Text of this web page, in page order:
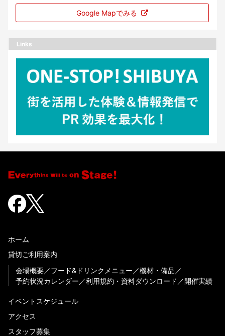
Google Mapでみる
Links
ホーム
貸切ご利用案内
会場概要
フード&ドリンクメニュー
機材・備品
予約状況カレンダー
利用規約・資料ダウンロード 開催実績
イベントスケジュール
アクセス
スタッフ募集